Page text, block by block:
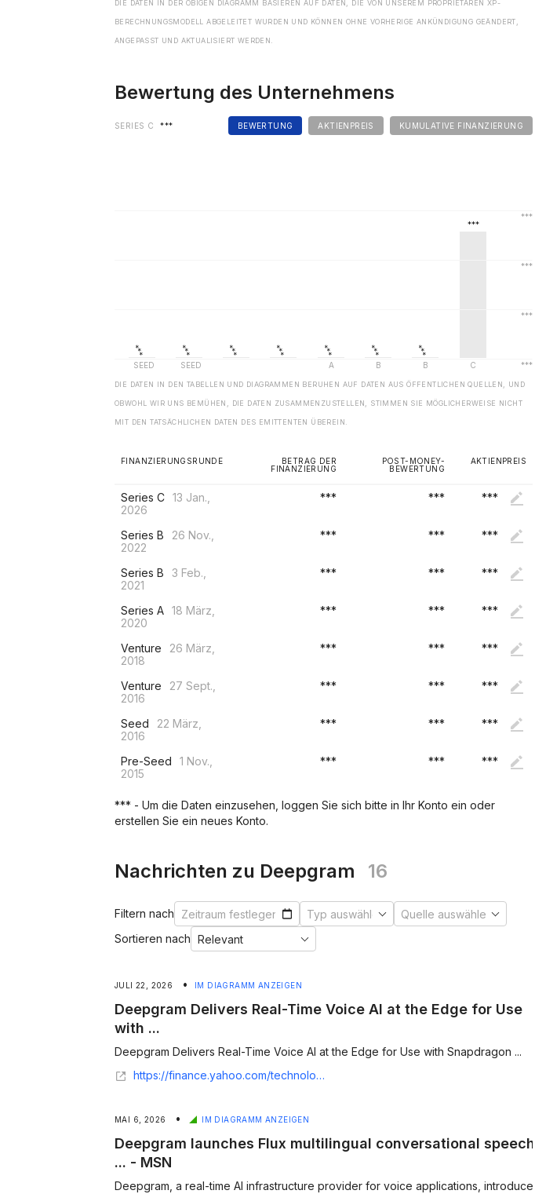
DIE DATEN IN DER OBIGEN DIAGRAMM BASIEREN AUF DATEN, DIE VON UNSEREM PROPRIETÄREN XP-
BERECHNUNGSMODELL ABGELEITET WURDEN UND KÖNNEN OHNE VORHERIGE ANKÜNDIGUNG GEÄNDERT,
ANGEPASST UND AKTUALISIERT WERDEN.
Bewertung des Unternehmens
BEWERTUNG AKTIENPREIS KUMULATIVE FINANZIERUNG
SERIES C ***
DIE DATEN IN DEN TABELLEN UND DIAGRAMMEN BERUHEN AUF DATEN AUS ÖFFENTLICHEN QUELLEN, UND
OBWOHL WIR UNS BEMÜHEN, DIE DATEN ZUSAMMENZUSTELLEN, STIMMEN SIE MÖGLICHERWEISE NICHT
MIT DEN TATSÄCHLICHEN DATEN DES EMITTENTEN ÜBEREIN.
FINANZIERUNGSRUNDE
BETRAG DER
FINANZIERUNG
POST-MONEY-
BEWERTUNG
AKTIENPREIS
Series C 13 Jan.,
2026
*** *** ***
Series B
26 Nov.,
2022
*** *** ***
Series B
3 Feb.,
2021
*** *** ***
Series A 18 März,
2020
*** *** ***
Venture
26 März,
2018
*** *** ***
Venture
27 Sept.,
2016
*** *** ***
Seed
22 März,
2016
*** *** ***
Pre-Seed
1 Nov.,
2015
*** *** ***
*** - Um die Daten einzusehen, loggen Sie sich bitte in Ihr Konto ein oder
erstellen Sie ein neues Konto.
Nachrichten zu Deepgram 16
Filtern nach
Sortieren nach
JULI 22, 2026 • IM DIAGRAMM ANZEIGEN
Deepgram Delivers Real-Time Voice AI at the Edge for Use
with ...
Deepgram Delivers Real-Time Voice AI at the Edge for Use with Snapdragon ...
https://finance.yahoo.com/technology/ai/articles/deepgram-delivers-real-time-voice-123000272.html
MAI 6, 2026 • IM DIAGRAMM ANZEIGEN
Deepgram launches Flux multilingual conversational speech
... - MSN
Deepgram, a real-time AI infrastructure provider for voice applications, introduced